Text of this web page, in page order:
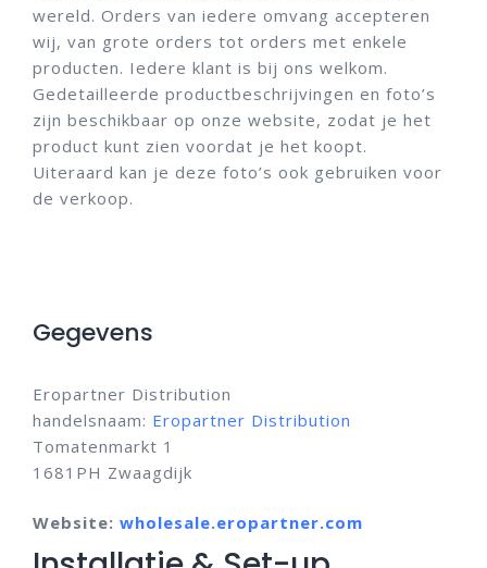
wereld. Orders van iedere omvang accepteren
wij, van grote orders tot orders met enkele
producten. Iedere klant is bij ons welkom.
Gedetailleerde productbeschrijvingen en foto’s
zijn beschikbaar op onze website, zodat je het
product kunt zien voordat je het koopt.
Uiteraard kan je deze foto’s ook gebruiken voor
de verkoop.
Gegevens
Eropartner Distribution
handelsnaam: Eropartner Distribution
Tomatenmarkt 1
1681PH Zwaagdijk
Website: wholesale.eropartner.com